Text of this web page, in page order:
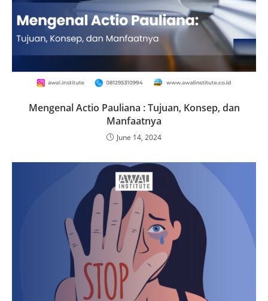
Mengenal Actio Pauliana : Tujuan, Konsep, dan
Manfaatnya
June 14, 2024